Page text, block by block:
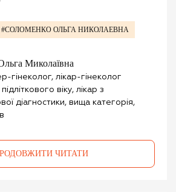
#СОЛОМЕНКО ОЛЬГА НИКОЛАЕВНА
Миколаївна
гінеколог, лікар-гінеколог
віку, лікар з
діагностики, вища категорія,
ЧИТАТИ